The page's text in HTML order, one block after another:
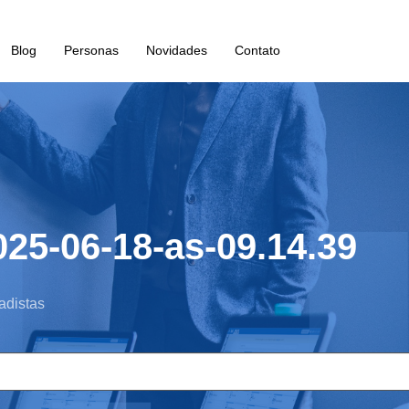
Blog Personas Novidades Contato
06-18-as-09.14.39